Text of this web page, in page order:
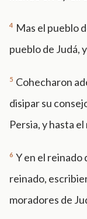
4 Mas el pueblo
pueblo de Judá,
5 Cohecharon
disipar su
Persia, y hasta
6 Y en el reinado
reinado,
moradores de